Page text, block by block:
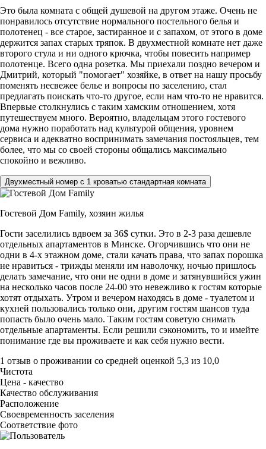
Это была комната с общей душевой на другом этаже. Очень не
понравилось отсутствие нормального постельного белья и
полотенец - все старое, застиранное и с запахом, от этого в доме
держится запах старых тряпок. В двухместной комнате нет даже
второго стула и ни одного крючка, чтобы повесить например
полотенце. Всего одна розетка. Мы приехали поздно вечером и
Дмитрий, который "помогает" хозяйке, в ответ на нашу просьбу
поменять несвежее белье и вопросы по заселению, стал
предлагать поискать что-то другое, если нам что-то не нравится.
Впервые столкнулись с таким хамским отношением, хотя
путешествуем много. Вероятно, владельцам этого гостевого
дома нужно поработать над культурой общения, уровнем
сервиса и адекватно воспринимать замечания постояльцев, тем
более, что мы со своей стороны общались максимально
спокойно и вежливо.
Двухместный номер с 1 кроватью стандартная комната
Гостевой Дом Family, хозяин жилья
Гости заселились вдвоем за 36$ сутки. Это в 2-3 раза дешевле
отдельных апартаментов в Минске. Огорчившись что они не
одни в 4-х этажном доме, стали качать права, что запах порошка
не нравиться - трижды меняли им наволочку, ночью пришлось
делать замечание, что они не одни в доме и затянувшийся ужин
на несколько часов после 24-00 это невежливо к гостям которые
хотят отдыхать. Утром и вечером находясь в доме - туалетом и
кухней пользовались только они, другим гостям шансов туда
попасть было очень мало. Таким гостям советую снимать
отдельные апартаменты. Если решили сэкономить, то и имейте
понимание где вы проживаете и как себя нужно вести.
1 отзыв о проживании со средней оценкой 5,3 из 10,0
Чистота
Цена - качество
Качество обслуживания
Расположение
Своевременность заселения
Соответствие фото